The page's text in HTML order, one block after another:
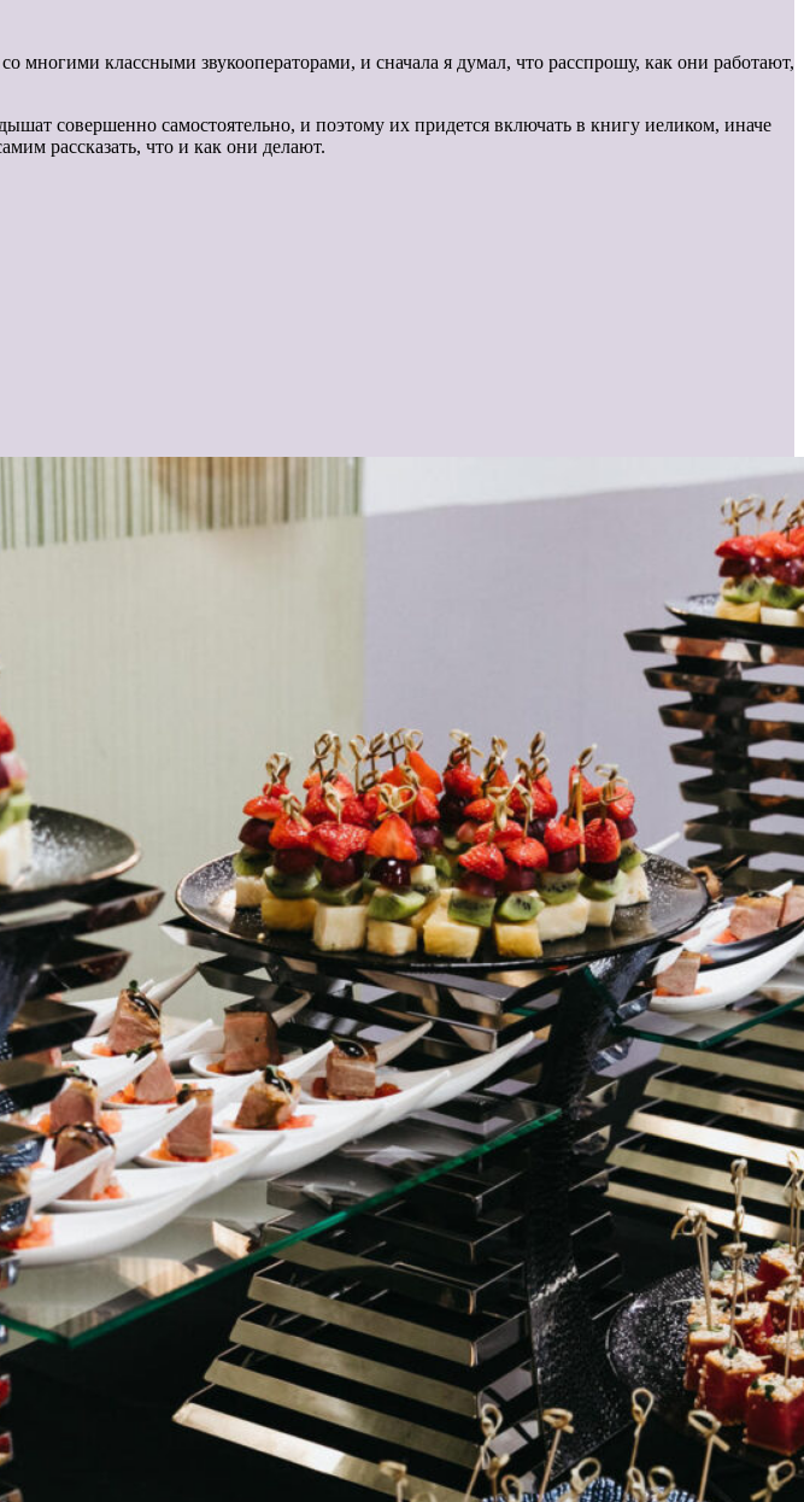
многими классными звукооператорами, и сначала я думал, что расспрошу, как они работают,
совершенно самостоятельно, и поэтому их придется включать в книгу иеликом, иначе
рассказать, что и как они делают.